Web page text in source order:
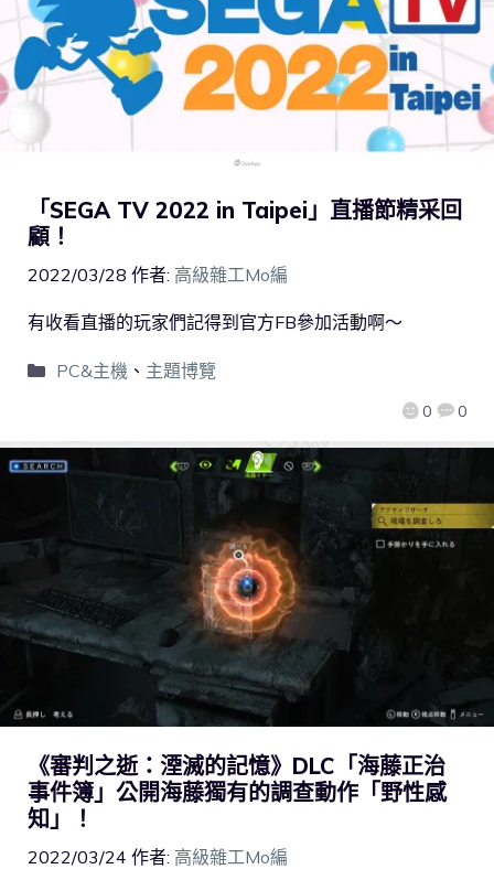
「SEGA TV 2022 in Taipei」直播節精采回
顧！
2022/03/28 作者: 高級雜工Mo編
0 0
有收看直播的玩家們記得到官方FB參加活動啊～
PC&主機 、 主題博覽
《審判之逝：湮滅的記憶》DLC「海藤正治
事件簿」公開海藤獨有的調查動作「野性感
知」！
2022/03/24 作者: 高級雜工Mo編